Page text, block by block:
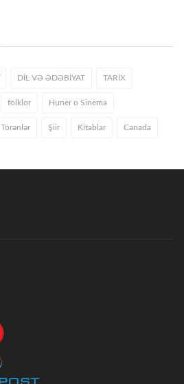
DİL VƏ ƏDƏBİYAT TARİX
folklor Huner o Sinema
Törənlər Şiir Kitablar Canada